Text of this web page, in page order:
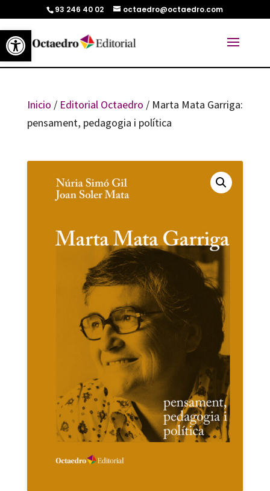
Abrir barra de herramientas
93 246 40 02 octaedro@octaedro.com
Inicio / Editorial Octaedro / Marta Mata Garriga:
pensament, pedagogia i política